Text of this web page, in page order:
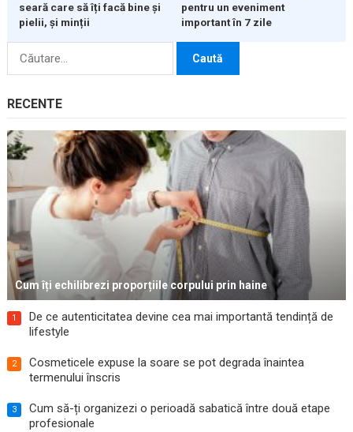
seară care să îți facă bine și
pielii, și minții
pentru un eveniment
important în 7 zile
Caută
RECENTE
Cum îți echilibrezi proporțiile corpului prin haine
1
De ce autenticitatea devine cea mai importantă tendință de
lifestyle
2
Cosmeticele expuse la soare se pot degrada înaintea
termenului înscris
3
Cum să-ți organizezi o perioadă sabatică între două etape
profesionale